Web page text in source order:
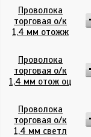
Проволока
торговая о/к
1,4 мм отожж
Проволока
торговая о/к
1,4 мм отож оц
Проволока
торговая о/к
1,4 мм светл